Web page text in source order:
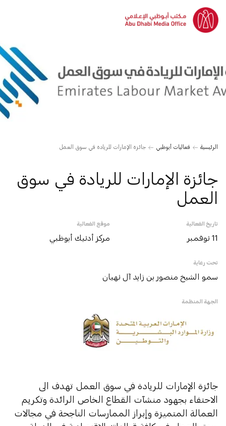
الرئيسية فعاليات أبوظبي جائزة الإمارات للريادة في سوق العمل
جائزة الإمارات للريادة في سوق
العمل
تاريخ الفعالية
11 نوفمبر
موقع الفعالية
مركز أدنيك أبوظبي
تحت رعاية
سمو الشيخ منصور بن زايد آل نهيان
الجهة المنظمة
جائزة الإمارات للريادة في سوق العمل تهدف الى
الاحتفاء بجهود منشآت القطاع الخاص الرائدة وتكريم
العمالة المتميزة وإبراز الممارسات الناجحة في مجالات